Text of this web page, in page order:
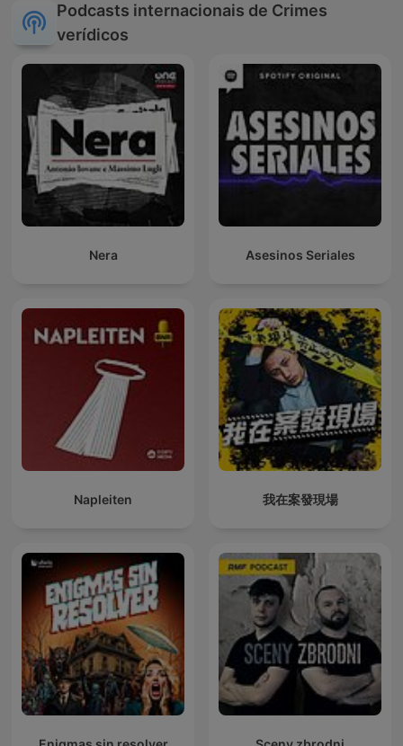
Podcasts internacionais de Crimes
verídicos
Nera Asesinos Seriales
Napleiten 我在案發現場